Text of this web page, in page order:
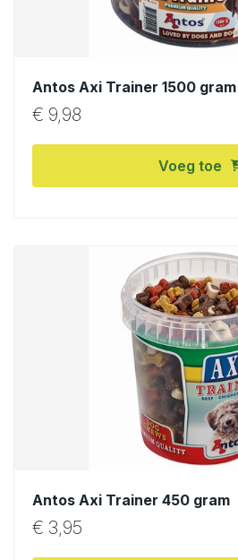
Antos Axi Trainer 1500 gram
€ 9,98
Voeg toe
Antos Axi Trainer 450 gram
€ 3,95